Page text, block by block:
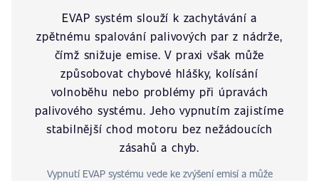
EVAP systém slouží k zachytávání a
zpětnému spalování palivových par z nádrže,
čímž snižuje emise. V praxi však může
způsobovat chybové hlášky, kolísání
volnoběhu nebo problémy při úpravách
palivového systému. Jeho vypnutím zajistíme
stabilnější chod motoru bez nežádoucích
zásahů a chyb.
Vypnutí EVAP systému vede ke zvýšení emisí a může